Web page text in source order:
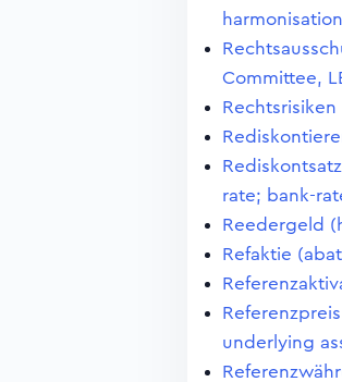
Committee,
rate; bank-
Reedergeld
Refaktie
underlying